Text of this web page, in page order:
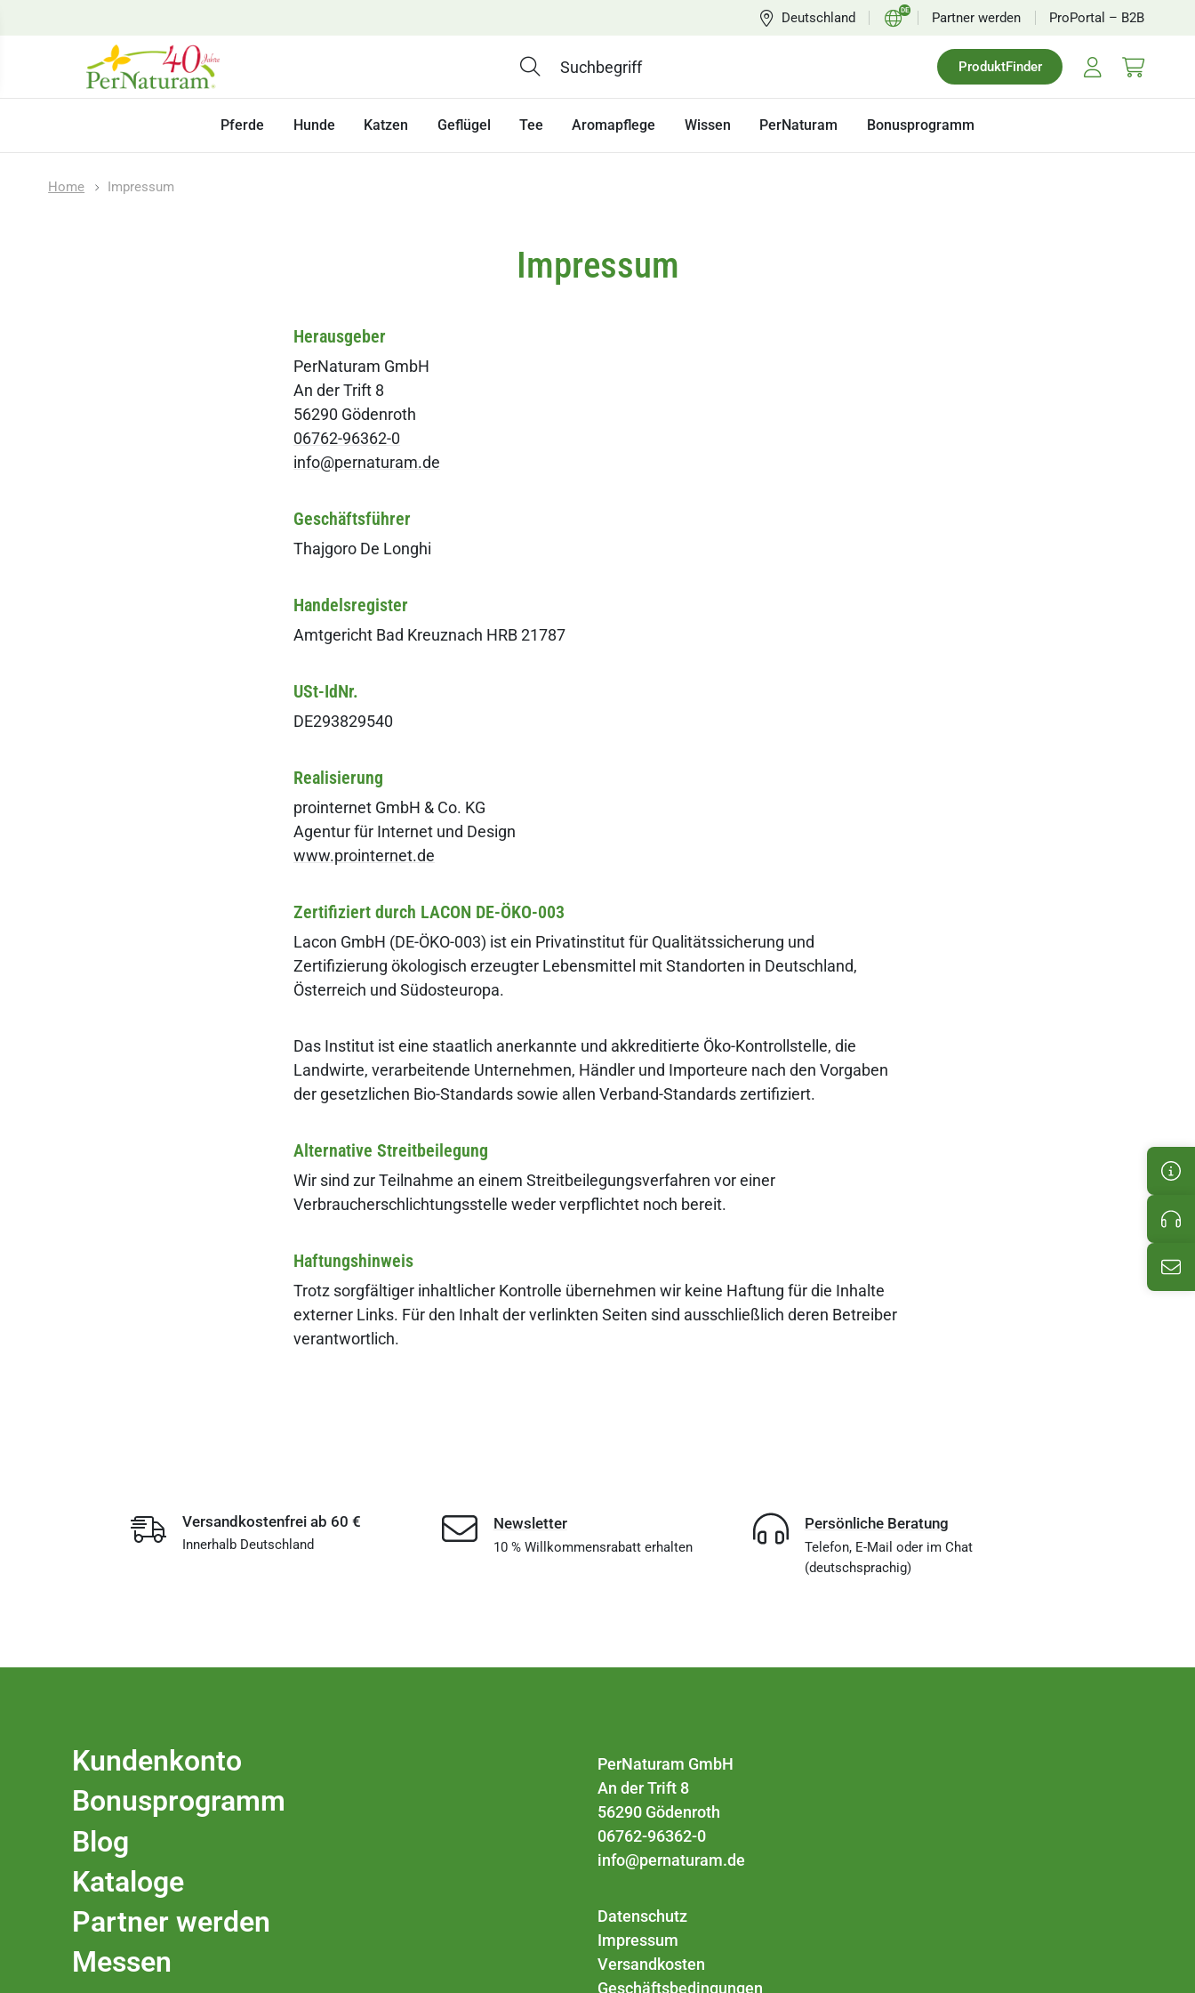
Deutschland DE Partner werden ProPortal – B2B
ProduktFinder
Pferde Hunde Katzen Geflügel Tee Aromapflege Wissen PerNaturam Bonusprogramm
Home Impressum
Impressum
Herausgeber
PerNaturam GmbH
An der Trift 8
56290 Gödenroth
06762-96362-0
info@pernaturam.de
Geschäftsführer
Thajgoro De Longhi
Handelsregister
Amtgericht Bad Kreuznach HRB 21787
USt-IdNr.
DE293829540
Realisierung
prointernet GmbH & Co. KG
Agentur für Internet und Design
www.prointernet.de
Zertifiziert durch LACON DE-ÖKO-003
Lacon GmbH (DE-ÖKO-003) ist ein Privatinstitut für Qualitätssicherung und
Zertifizierung ökologisch erzeugter Lebensmittel mit Standorten in Deutschland,
Österreich und Südosteuropa.
Das Institut ist eine staatlich anerkannte und akkreditierte Öko-Kontrollstelle, die
Landwirte, verarbeitende Unternehmen, Händler und Importeure nach den Vorgaben
der gesetzlichen Bio-Standards sowie allen Verband-Standards zertifiziert.
Alternative Streitbeilegung
Wir sind zur Teilnahme an einem Streitbeilegungsverfahren vor einer
Verbraucherschlichtungsstelle weder verpflichtet noch bereit.
Haftungshinweis
Trotz sorgfältiger inhaltlicher Kontrolle übernehmen wir keine Haftung für die Inhalte
externer Links. Für den Inhalt der verlinkten Seiten sind ausschließlich deren Betreiber
verantwortlich.
E-
Versandkostenfrei ab 60 €
Innerhalb Deutschland
Newsletter
10 % Willkommensrabatt erhalten
Persönliche Beratung
Telefon, E-Mail oder im Chat
(deutschsprachig)
Kundenkonto
Bonusprogramm
Blog
Kataloge
Partner werden
Messen
PerNaturam GmbH
An der Trift 8
56290 Gödenroth
06762-96362-0
info@pernaturam.de
Datenschutz
Impressum
Versandkosten
Geschäftsbedingungen